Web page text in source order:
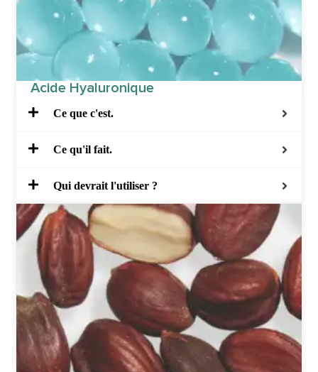
Acide Hyaluronique
Ce que c'est.
Ce qu'il fait.
Qui devrait l'utiliser ?